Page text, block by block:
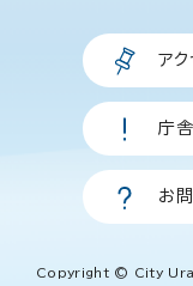
アク
庁
お
Copyright © City